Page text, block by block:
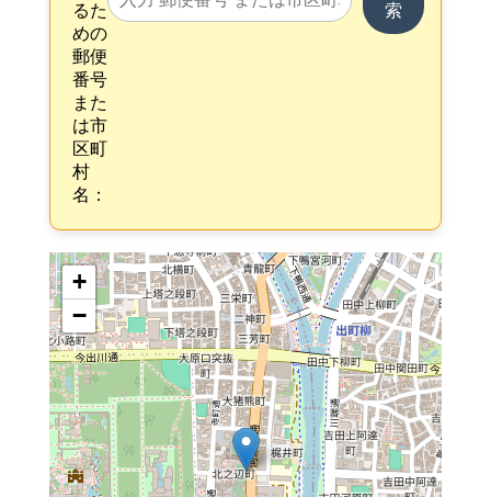
るた
めの
郵便
番号
また
は市
区町
村
名：
索
+
−